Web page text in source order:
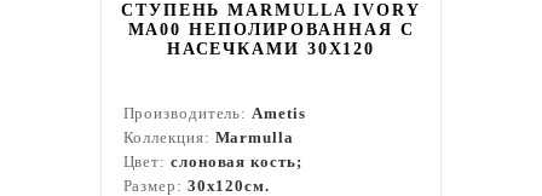
СТУПЕНЬ MARMULLA IVORY
MA00 НЕПОЛИРОВАННАЯ С
НАСЕЧКАМИ 30X120
Производитель:Ametis
Коллекция: Marmulla
Цвет: слоновая кость;
Размер: 30x120см.